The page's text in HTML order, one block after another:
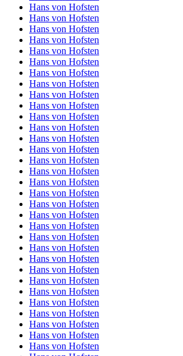
Hans von Hofsten
Hans von Hofsten
Hans von Hofsten
Hans von Hofsten
Hans von Hofsten
Hans von Hofsten
Hans von Hofsten
Hans von Hofsten
Hans von Hofsten
Hans von Hofsten
Hans von Hofsten
Hans von Hofsten
Hans von Hofsten
Hans von Hofsten
Hans von Hofsten
Hans von Hofsten
Hans von Hofsten
Hans von Hofsten
Hans von Hofsten
Hans von Hofsten
Hans von Hofsten
Hans von Hofsten
Hans von Hofsten
Hans von Hofsten
Hans von Hofsten
Hans von Hofsten
Hans von Hofsten
Hans von Hofsten
Hans von Hofsten
Hans von Hofsten
Hans von Hofsten
Hans von Hofsten